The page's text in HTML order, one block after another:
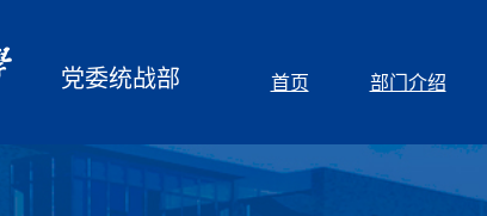
党委统战部 首页 部门介绍